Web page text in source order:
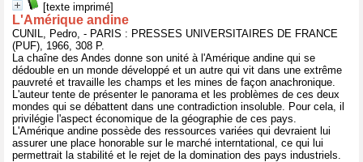
[texte imprimé]
L'Amérique andine
CUNIL, Pedro, - PARIS : PRESSES UNIVERSITAIRES DE FRANCE
(PUF), 1966, 308 P.
La chaîne des Andes donne son unité à l'Amérique andine qui se
dédouble en un monde développé et un autre qui vit dans une extrême
pauvreté et travaille les champs et les mines de façon anachronique.
L'auteur tente de présenter le panorama et les problèmes de ces deux
mondes qui se débattent dans une contradiction insoluble. Pour cela, il
privilégie l'aspect économique de la géographie de ces pays.
L'Amérique andine possède des ressources variées qui devraient lui
assurer une place honorable sur le marché interntational, ce qui lui
permettrait la stabilité et le rejet de la domination des pays industriels.